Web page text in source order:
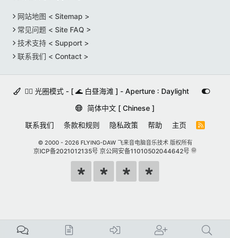
网站地图 < Sitemap >
常见问题 < Site FAQ >
技术支持 < Support >
联系我们 < Contact >
🚵‍♀️ 光圈模式 - [ 🌊 白昼海滩 ] - Aperture : Daylight
简体中文 [ Chinese ]
联系我们
条款和规则 隐私政策 帮助 主页
R
© 2000 - 2026 FLYING-DAW 飞来音电脑音乐技术 版权所有
京ICP备2021012135号 京公网安备11010502044642号